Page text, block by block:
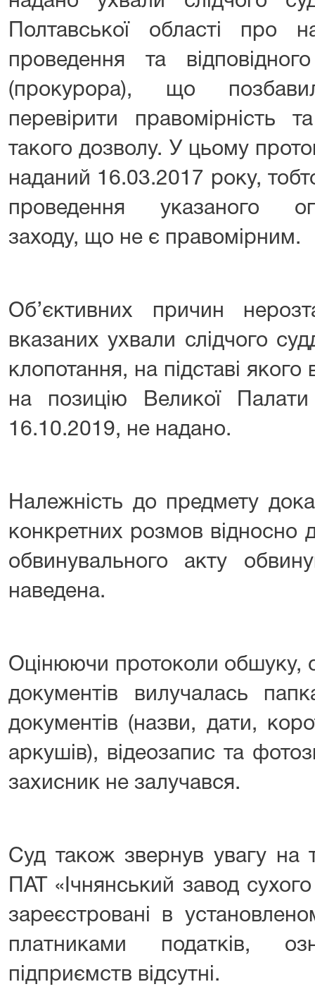
Полтавської області про
проведення та
(прокурора), що
перевірити правомірність
такого дозволу. У цьому
наданий 16.03.2017 року,
проведення указаного
заходу, що не є правомірним.
Об’єктивних причин
вказаних ухвали слідчого
клопотання, на підставі
на позицію Великої
16.10.2019, не надано.
Належність до предмету
конкретних розмов відносно
обвинувального акту
наведена.
Оцінюючи протоколи обшуку,
документів вилучалась
документів (назви, дати,
аркушів), відеозапис та
захисник не залучався.
Суд також звернув увагу
ПАТ «Ічнянський завод
зареєстровані в
платниками податків,
підприємств відсутні.